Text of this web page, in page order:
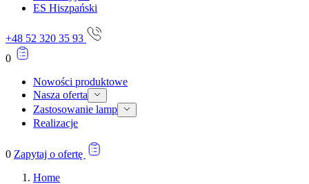
ES Hiszpański
+48 52 320 35 93
0
Nowości produktowe
Nasza oferta
Zastosowanie lamp
Realizacje
0 Zapytaj o ofertę
Home